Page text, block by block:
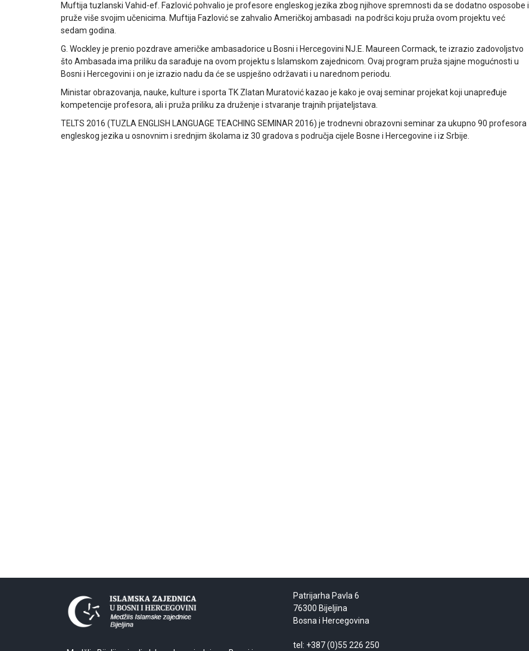
Muftija tuzlanski Vahid-ef. Fazlović pohvalio je profesore engleskog jezika zbog njihove spremnosti da se dodatno osposobe i
pruže više svojim učenicima. Muftija Fazlović se zahvalio Američkoj ambasadi na podršci koju pruža ovom projektu već
sedam godina.
G. Wockley je prenio pozdrave američke ambasadorice u Bosni i Hercegovini NJ.E. Maureen Cormack, te izrazio zadovoljstvo
što Ambasada ima priliku da sarađuje na ovom projektu s Islamskom zajednicom. Ovaj program pruža sjajne mogućnosti u
Bosni i Hercegovini i on je izrazio nadu da će se uspješno održavati i u narednom periodu.
Ministar obrazovanja, nauke, kulture i sporta TK Zlatan Muratović kazao je kako je ovaj seminar projekat koji unapređuje
kompetencije profesora, ali i pruža priliku za druženje i stvaranje trajnih prijateljstava.
TELTS 2016 (TUZLA ENGLISH LANGUAGE TEACHING SEMINAR 2016) je trodnevni obrazovni seminar za ukupno 90 profesora
engleskog jezika u osnovnim i srednjim školama iz 30 gradova s područja cijele Bosne i Hercegovine i iz Srbije.
Patrijarha Pavla 6
76300 Bijeljina
Bosna i Hercegovina
tel: +387 (0)55 226 250